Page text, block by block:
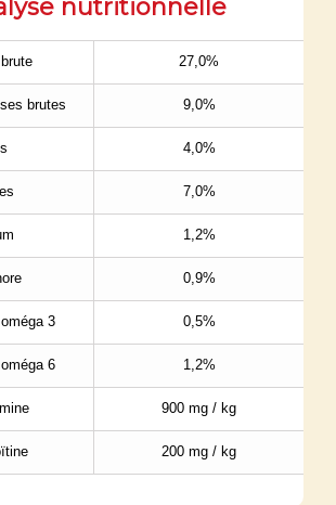
nutritionnelle
27,0%
brutes 9,0%
4,0%
7,0%
1,2%
0,9%
3 0,5%
6 1,2%
900 mg / kg
200 mg / kg